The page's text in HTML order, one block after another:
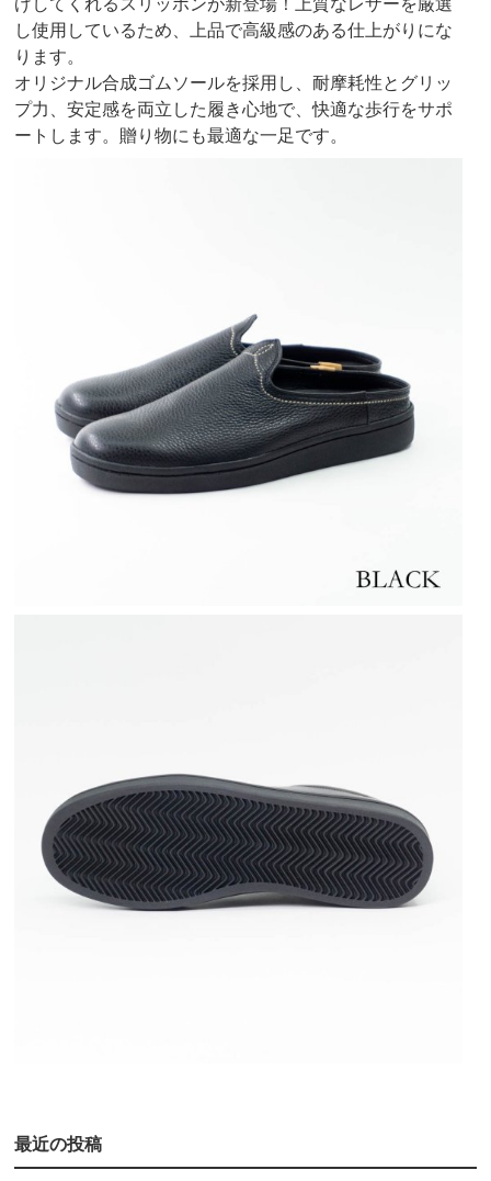
し使用しているため、上品で高級感のある仕上がりにな
ります。
オリジナル合成ゴムソールを採用し、耐摩耗性とグリッ
プ力、安定感を両立した履き心地で、快適な歩行をサポ
ートします。贈り物にも最適な一足です。
最近の投稿